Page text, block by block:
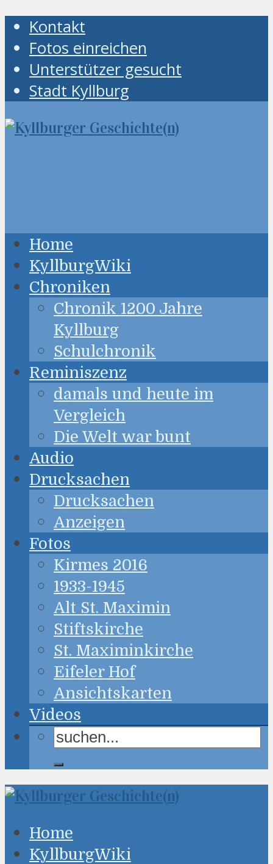
Kontakt
Fotos einreichen
Unterstützer gesucht
Stadt Kyllburg
Home
KyllburgWiki
Chroniken
Chronik 1200 Jahre
Kyllburg
Schulchronik
Reminiszenz
damals und heute im
Vergleich
Die Welt war bunt
Audio
Drucksachen
Drucksachen
Anzeigen
Fotos
Kirmes 2016
1933-1945
Alt St. Maximin
Stiftskirche
St. Maximinkirche
Eifeler Hof
Ansichtskarten
Videos
Home
KyllburgWiki